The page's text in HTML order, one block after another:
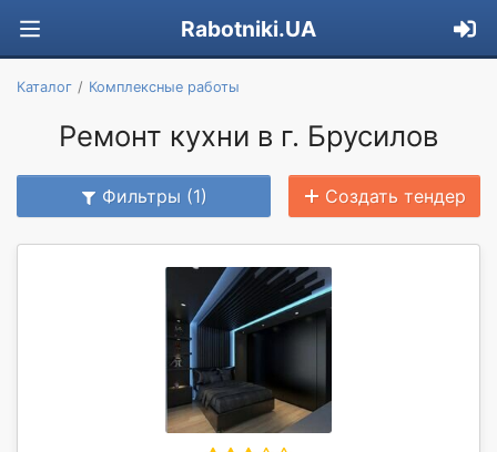
Rabotniki.UA
Каталог Комплексные работы
Ремонт кухни в г. Брусилов
Фильтры (1) Создать тендер